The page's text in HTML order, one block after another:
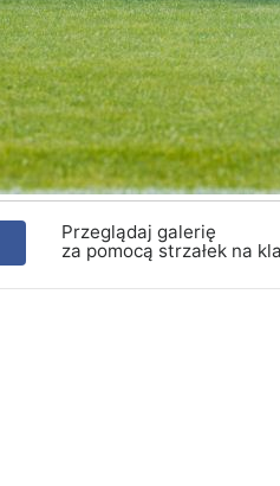
Przeglądaj galerię
za pomocą strzałek na